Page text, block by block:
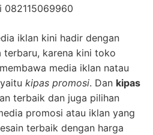
082115069960
iklan kini hadir dengan
terbaru, karena kini toko
media iklan natau
kipas promosi. Dan kipas
terbaik dan juga pilihan
promosi atau iklan yang
terbaik dengan harga